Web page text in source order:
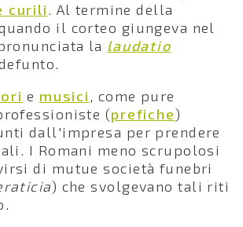
curili. Al termine della
il corteo giungeva nel
la laudatio
e musici, come pure
(prefiche)
dall'impresa per prendere
I Romani meno scrupolosi
di mutue società funebri
) che svolgevano tali riti